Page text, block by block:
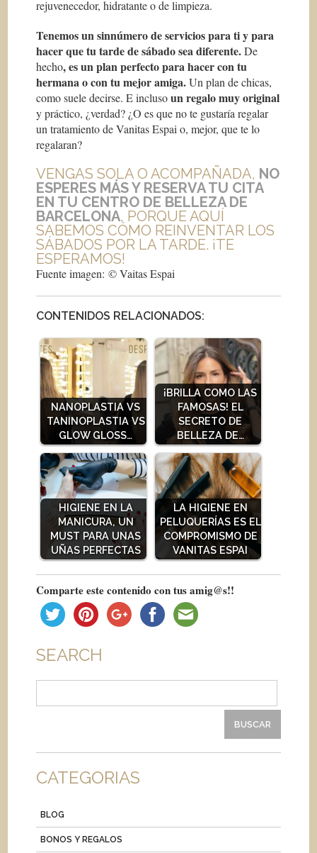
rejuvenecedor, hidratante o de limpieza.
Tenemos un sinnúmero de servicios para ti y para
hacer que tu tarde de sábado sea diferente.De
hecho, es un plan perfecto para hacer con tu
hermana o con tu mejor amiga.Un plan de chicas,
como suele decirse. E inclusoun regalo muy original
y práctico, ¿verdad? ¿O es que no te gustaría regalar
un tratamiento de Vanitas Espai o, mejor, que te lo
regalaran?
VENGAS SOLA O ACOMPAÑADA, NO
ESPERES MÁS Y RESERVA TU CITA
EN TU CENTRO DE BELLEZA DE
BARCELONA, PORQUE AQUÍ
SABEMOS CÓMO REINVENTAR LOS
SÁBADOS POR LA TARDE. ¡TE
ESPERAMOS!
Fuente imagen: © Vaitas Espai
CONTENIDOS RELACIONADOS:
NANOPLASTIA VS
TANINOPLASTIA VS
GLOW GLOSS…
¡BRILLA COMO LAS
FAMOSAS! EL
SECRETO DE
BELLEZA DE…
HIGIENE EN LA
MANICURA, UN
MUST PARA UNAS
UÑAS PERFECTAS
LA HIGIENE EN
PELUQUERÍAS ES EL
COMPROMISMO DE
VANITAS ESPAI
Comparte este contenido con tus amig@s!!
SEARCH
CATEGORIAS
BLOG
BONOS Y REGALOS